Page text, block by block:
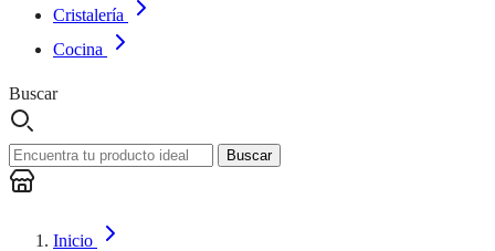
Cristalería
Cocina
Buscar
Buscar
Inicio